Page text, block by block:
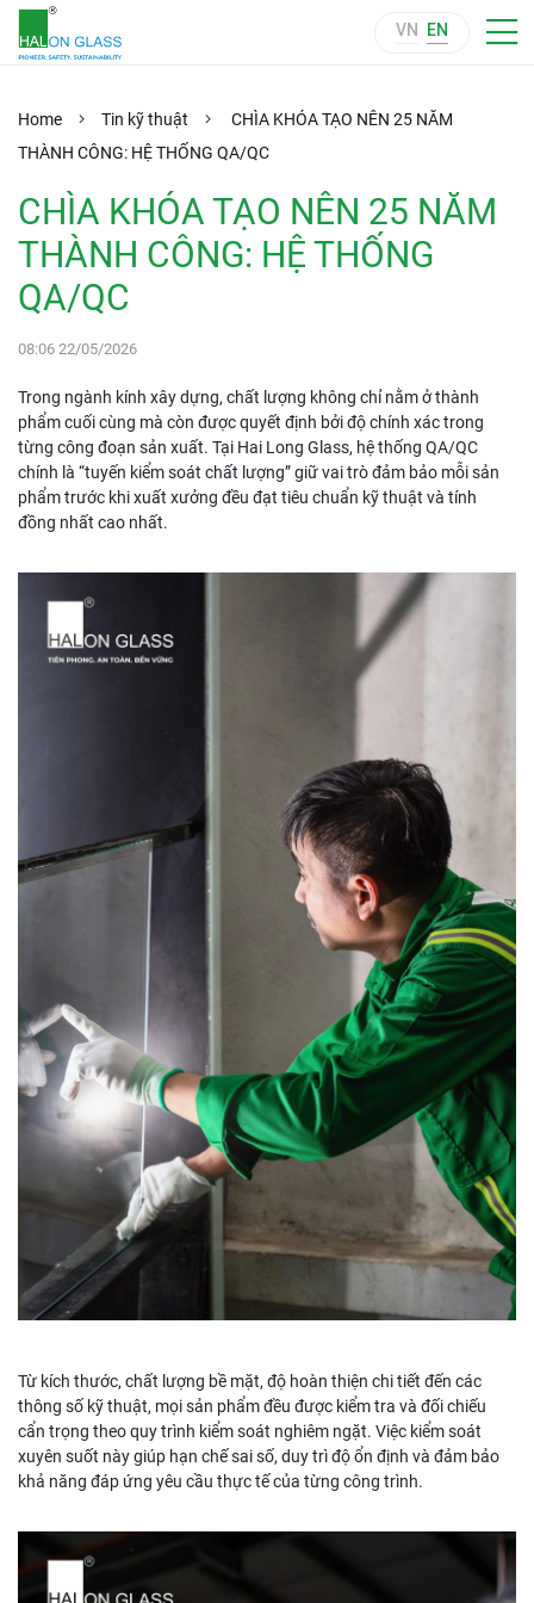
VN EN
Home Tin kỹ thuật
CHÌA KHÓA TẠO NÊN 25 NĂM
THÀNH CÔNG: HỆ THỐNG QA/QC
CHÌA KHÓA TẠO NÊN 25 NĂM
THÀNH CÔNG: HỆ THỐNG
QA/QC
08:06 22/05/2026
Trong ngành kính xây dựng, chất lượng không chỉ nằm ở thành
phẩm cuối cùng mà còn được quyết định bởi độ chính xác trong
từng công đoạn sản xuất. Tại Hai Long Glass, hệ thống QA/QC
chính là “tuyến kiểm soát chất lượng” giữ vai trò đảm bảo mỗi sản
phẩm trước khi xuất xưởng đều đạt tiêu chuẩn kỹ thuật và tính
đồng nhất cao nhất.
Từ kích thước, chất lượng bề mặt, độ hoàn thiện chi tiết đến các
thông số kỹ thuật, mọi sản phẩm đều được kiểm tra và đối chiếu
cẩn trọng theo quy trình kiểm soát nghiêm ngặt. Việc kiểm soát
xuyên suốt này giúp hạn chế sai số, duy trì độ ổn định và đảm bảo
khả năng đáp ứng yêu cầu thực tế của từng công trình.